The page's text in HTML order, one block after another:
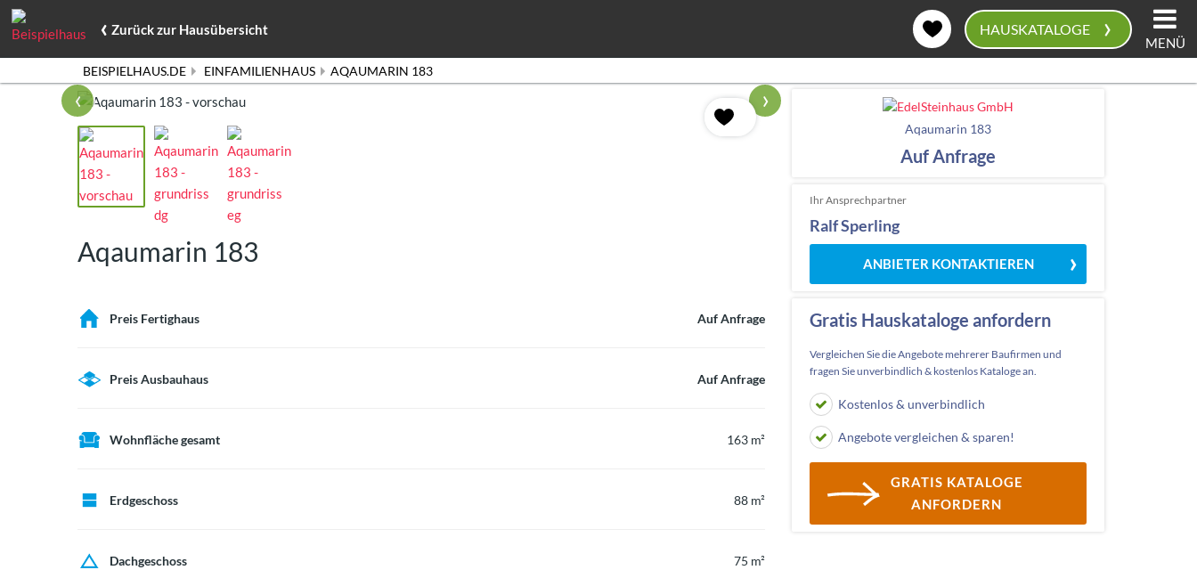
‹ Zurückzur Hausübersicht HAUSKATALOGE › MENÜ
BEISPIELHAUS.DE EINFAMILIENHAUS AQAUMARIN 183
‹ ›
Aqaumarin 183
Preis Fertighaus Auf Anfrage
Preis Ausbauhaus Auf Anfrage
Wohnfläche gesamt 163 m²
Erdgeschoss 88 m²
Dachgeschoss 75 m²
Aqaumarin 183
Auf Anfrage
Ihr Ansprechpartner
Ralf Sperling
ANBIETER KONTAKTIEREN
Gratis Hauskataloge anfordern
Vergleichen Sie die Angebote mehrerer Baufirmen und
fragen Sie unverbindlich & kostenlos Kataloge an.
Kostenlos & unverbindlich
Angebote vergleichen & sparen!
GRATIS KATALOGE
ANFORDERN